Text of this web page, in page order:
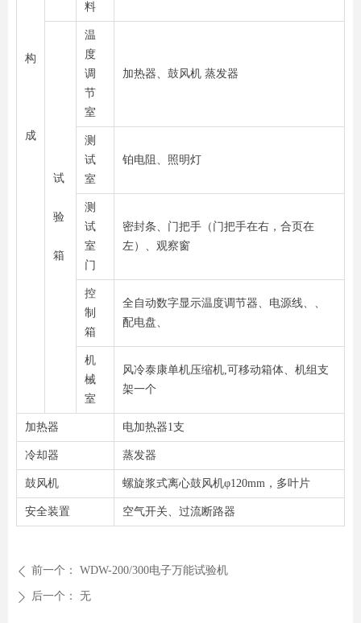
构
成
料
试
验
箱
温
度
调
节
室
加热器、鼓风机 蒸发器
测
试
室
铂电阻、照明灯
测
试
室
门
密封条、门把手（门把手在右，合页在
左）、观察窗
控
制
箱
全自动数字显示温度调节器、电源线、、
配电盘、
机
械
室
风冷泰康单机压缩机,可移动箱体、机组支
架一个
加热器 电加热器1支
冷却器 蒸发器
鼓风机 螺旋浆式离心鼓风机φ120mm，多叶片
安全装置 空气开关、过流断路器
ꄴ 前一个： WDW-200/300电子万能试验机
ꄲ 后一个： 无